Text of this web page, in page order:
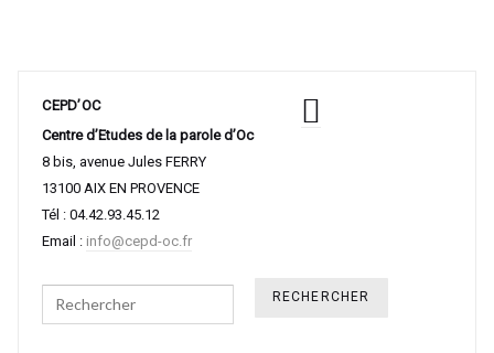
CEPD’OC
Centre d’Etudes de la parole d’Oc
8 bis, avenue Jules FERRY
13100 AIX EN PROVENCE
Tél : 04.42.93.45.12
Email : info@cepd-oc.fr
Search